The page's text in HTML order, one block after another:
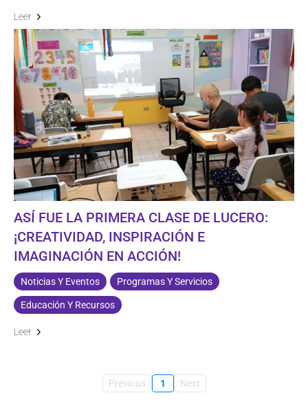
Leer
ASÍ FUE LA PRIMERA CLASE DE LUCERO:
¡CREATIVIDAD, INSPIRACIÓN E
IMAGINACIÓN EN ACCIÓN!
Noticias Y Eventos Programas Y Servicios
Educación Y Recursos
Leer
Previous 1 Next